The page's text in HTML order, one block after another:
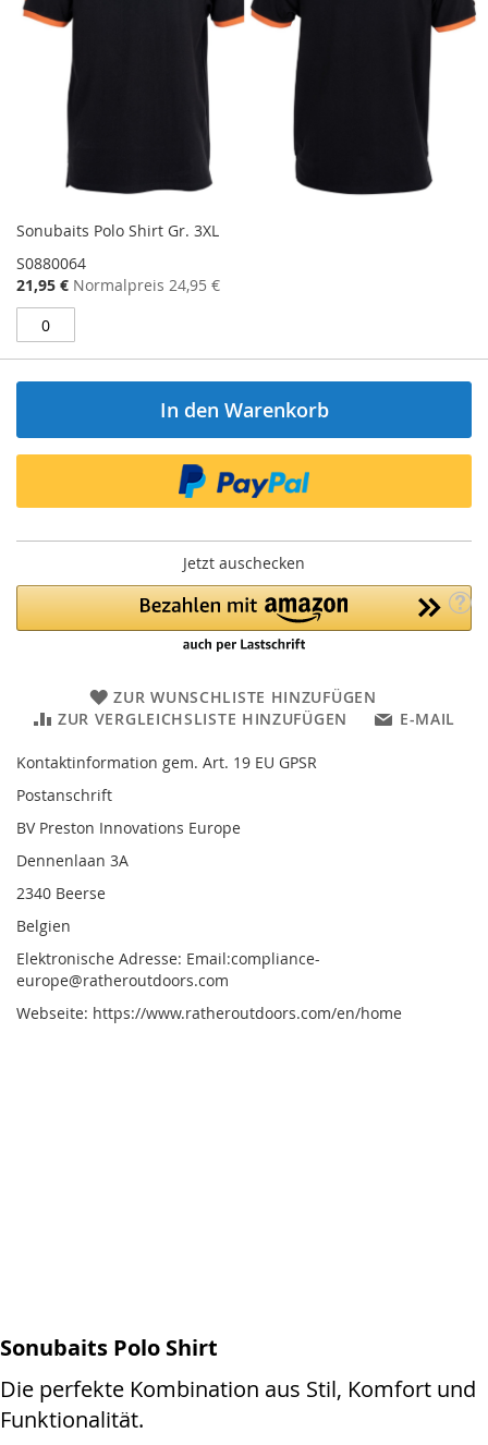
Sonubaits Polo Shirt Gr. 3XL
S0880064
Sonderangebot
21,95 € Normalpreis 24,95 €
In den Warenkorb
Jetzt auschecken
ZUR WUNSCHLISTE HINZUFÜGEN
ZUR VERGLEICHSLISTE HINZUFÜGEN
E-MAIL
Kontaktinformation gem. Art. 19 EU GPSR
Postanschrift
BV Preston Innovations Europe
Dennenlaan 3A
2340 Beerse
Belgien
Elektronische Adresse: Email:compliance-
europe@ratheroutdoors.com
Webseite: https://www.ratheroutdoors.com/en/home
Sonubaits Polo Shirt
Die perfekte Kombination aus Stil, Komfort und
Funktionalität.